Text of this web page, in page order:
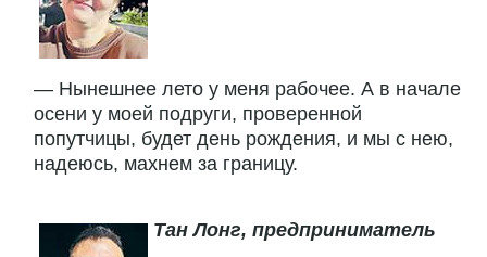
— Нынешнее лето у меня рабочее. А в начале
осени у моей подруги, проверенной
попутчицы, будет день рождения, и мы с нею,
надеюсь, махнем за границу.
Тан Лонг, предприниматель